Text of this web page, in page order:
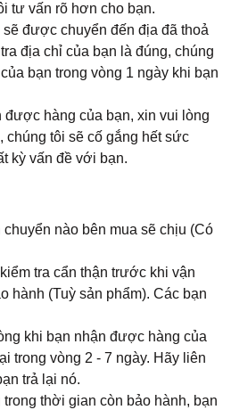
tư vấn rõ hơn cho bạn.
được chuyển đến địa đã thoả
địa chỉ của bạn là đúng, chúng
bạn trong vòng 1 ngày khi bạn
được hàng của bạn, xin vui lòng
chúng tôi sẽ cố gắng hết sức
kỳ vấn đề với bạn.
chuyển nào bên mua sẽ chịu (Có
tra cẩn thận trước khi vận
hành (Tuỳ sản phẩm). Các bạn
khi bạn nhận được hàng của
trong vòng 2 - 7 ngày. Hãy liên
trả lại nó.
thời gian còn bảo hành, bạn